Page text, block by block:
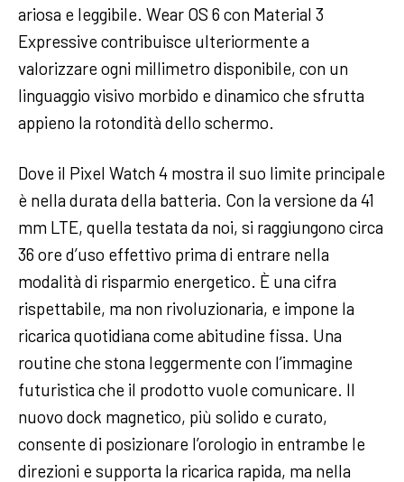
ariosa e leggibile. Wear OS 6 con Material 3
Expressive contribuisce ulteriormente a
valorizzare ogni millimetro disponibile, con un
linguaggio visivo morbido e dinamico che sfrutta
appieno la rotondità dello schermo.
Dove il Pixel Watch 4 mostra il suo limite principale
è nella durata della batteria. Con la versione da 41
mm LTE, quella testata da noi, si raggiungono circa
36 ore d’uso effettivo prima di entrare nella
modalità di risparmio energetico. È una cifra
rispettabile, ma non rivoluzionaria, e impone la
ricarica quotidiana come abitudine fissa. Una
routine che stona leggermente con l’immagine
futuristica che il prodotto vuole comunicare. Il
nuovo dock magnetico, più solido e curato,
consente di posizionare l’orologio in entrambe le
direzioni e supporta la ricarica rapida, ma nella